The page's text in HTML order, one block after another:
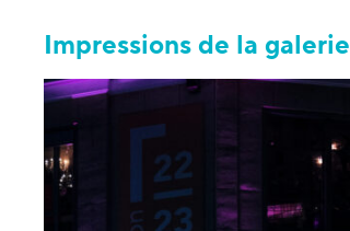
Impressions de la galerie